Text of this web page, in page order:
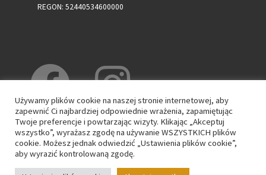
REGON: 52440534600000
© 2026WPK GG– Wszelkie prawa zastrzeżone
Używamy plików cookie na naszej stronie internetowej, aby
zapewnić Ci najbardziej odpowiednie wrażenia, zapamiętując
Twoje preferencje i powtarzając wizyty. Klikając „Akceptuj
wszystko”, wyrażasz zgodę na używanie WSZYSTKICH plików
cookie. Możesz jednak odwiedzić „Ustawienia plików cookie”,
aby wyrazić kontrolowaną zgodę.